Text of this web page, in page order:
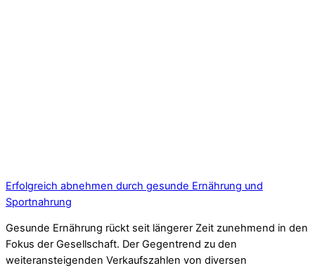
Erfolgreich abnehmen durch gesunde Ernährung und
Sportnahrung
Gesunde Ernährung rückt seit längerer Zeit zunehmend in den
Fokus der Gesellschaft. Der Gegentrend zu den
weiteransteigenden Verkaufszahlen von diversen